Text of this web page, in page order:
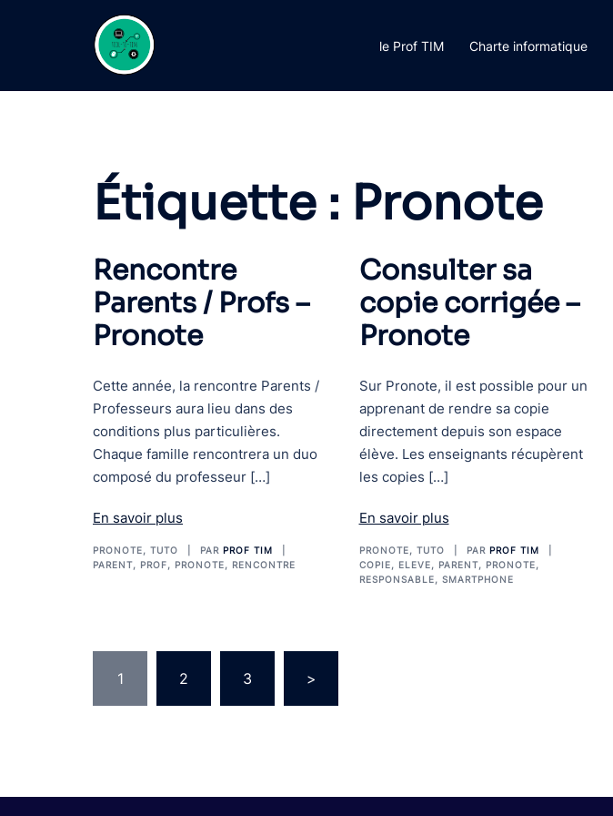
le Prof TIM Charte informatique
Étiquette : Pronote
Rencontre
Parents / Profs –
Pronote
Cette année, la rencontre Parents /
Professeurs aura lieu dans des
conditions plus particulières.
Chaque famille rencontrera un duo
composé du professeur […]
En savoir plus
PRONOTE, TUTO PAR PROF TIM
PARENT, PROF, PRONOTE, RENCONTRE
Consulter sa
copie corrigée –
Pronote
Sur Pronote, il est possible pour un
apprenant de rendre sa copie
directement depuis son espace
élève. Les enseignants récupèrent
les copies […]
En savoir plus
PRONOTE, TUTO PAR PROF TIM
COPIE, ELEVE, PARENT, PRONOTE,
RESPONSABLE, SMARTPHONE
Pagination
des
1 2 3 >